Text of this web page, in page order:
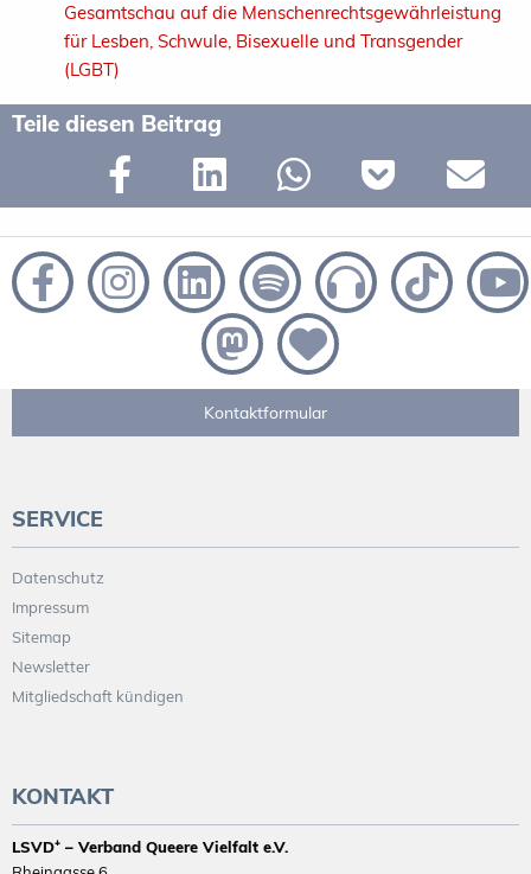
Gesamtschau auf die Menschenrechtsgewährleistung
für Lesben, Schwule, Bisexuelle und Transgender
(LGBT)
Teile diesen Beitrag
Kontaktformular
SERVICE
Datenschutz
Impressum
Sitemap
Newsletter
Mitgliedschaft kündigen
KONTAKT
LSVD⁺ – Verband Queere Vielfalt e.V.